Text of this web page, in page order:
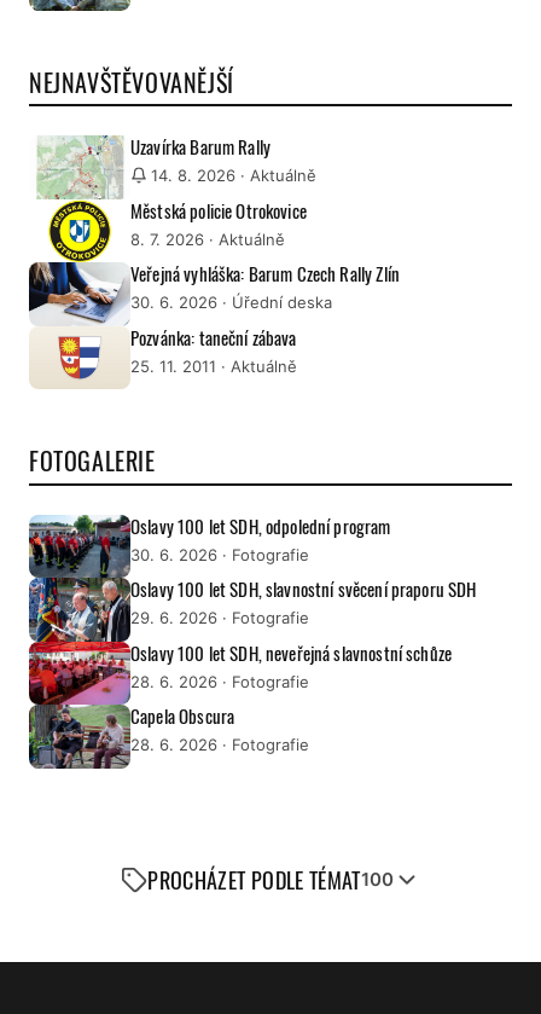
NEJNAVŠTĚVOVANĚJŠÍ
Uzavírka Barum Rally
14. 8. 2026 · Aktuálně
Městská policie Otrokovice
8. 7. 2026 · Aktuálně
Veřejná vyhláška: Barum Czech Rally Zlín
30. 6. 2026 · Úřední deska
Pozvánka: taneční zábava
25. 11. 2011 · Aktuálně
FOTOGALERIE
Oslavy 100 let SDH, odpolední program
30. 6. 2026 · Fotografie
Oslavy 100 let SDH, slavnostní svěcení praporu SDH
29. 6. 2026 · Fotografie
Oslavy 100 let SDH, neveřejná slavnostní schůze
28. 6. 2026 · Fotografie
Capela Obscura
28. 6. 2026 · Fotografie
PROCHÁZET PODLE TÉMAT100